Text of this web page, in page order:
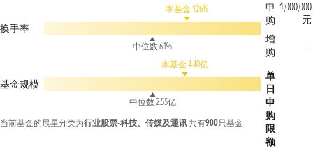
换手率
本基金 126%
中位数 61%
基金规模
本基金 4.40亿
中位数 2.55亿
当前基金的晨星分类为行业股票-科技、传媒及通讯共有900只基金
申
购
1,000,000
元
增
购
—
单
日
申
购
限
额